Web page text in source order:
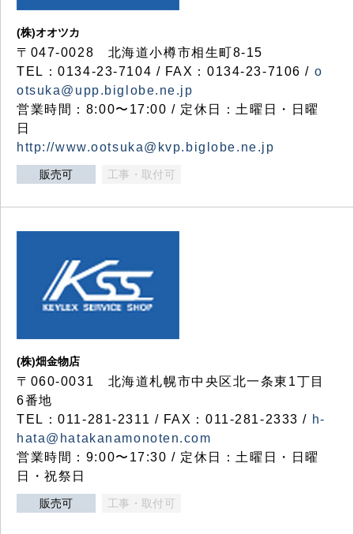
(株)オオツカ
〒047-0028 北海道小樽市相生町8-15
TEL：0134-23-7104 / FAX：0134-23-7106 / o
otsuka@upp.biglobe.ne.jp
営業時間：8:00〜17:00 / 定休日：土曜日・日曜
日
http://www.ootsuka@kvp.biglobe.ne.jp
販売可 工事・取付可
(株)畑金物店
〒060-0031 北海道札幌市中央区北一条東1丁目
6番地
TEL：011-281-2311 / FAX：011-281-2333 / h-
hata@hatakanamonoten.com
営業時間：9:00〜17:30 / 定休日：土曜日・日曜
日・祝祭日
販売可 工事・取付可